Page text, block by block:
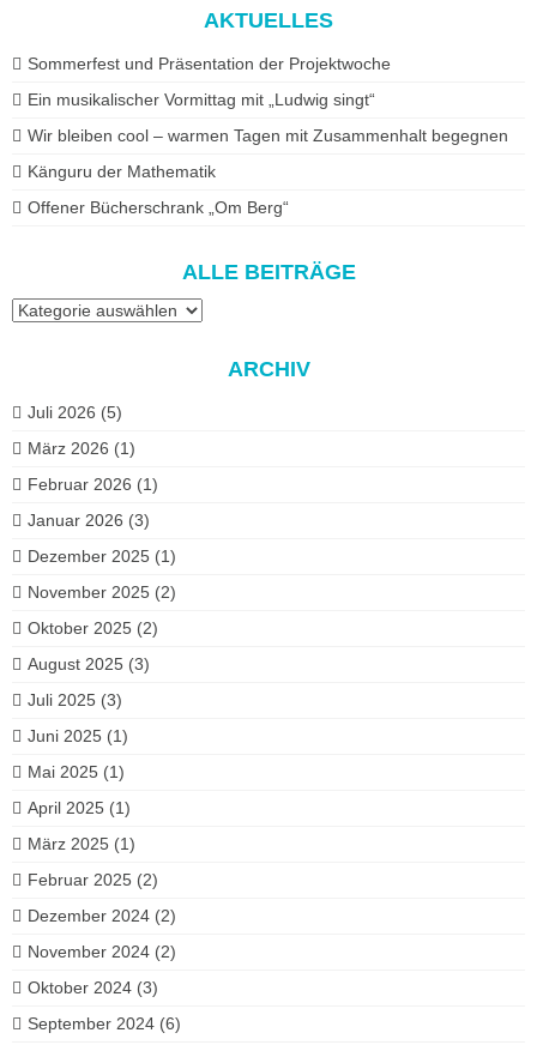
AKTUELLES
Sommerfest und Präsentation der Projektwoche
Ein musikalischer Vormittag mit „Ludwig singt“
Wir bleiben cool – warmen Tagen mit Zusammenhalt begegnen
Känguru der Mathematik
Offener Bücherschrank „Om Berg“
ALLE BEITRÄGE
Alle
ARCHIV
Juli 2026 (5)
März 2026 (1)
Februar 2026 (1)
Januar 2026 (3)
Dezember 2025 (1)
November 2025 (2)
Oktober 2025 (2)
August 2025 (3)
Juli 2025 (3)
Juni 2025 (1)
Mai 2025 (1)
April 2025 (1)
März 2025 (1)
Februar 2025 (2)
Dezember 2024 (2)
November 2024 (2)
Oktober 2024 (3)
September 2024 (6)